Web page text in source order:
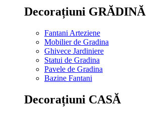
Decorațiuni GRĂDINĂ
Fantani Arteziene
Mobilier de Gradina
Ghivece Jardiniere
Statui de Gradina
Pavele de Gradina
Bazine Fantani
Decorațiuni CASĂ